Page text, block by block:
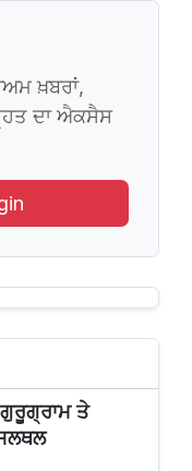
ਖ਼ਬਰਾਂ,
ਦਾ ਐਕਸੈਸ
ਗੁਰੂਗ੍ਰਾਮ ਤੇ